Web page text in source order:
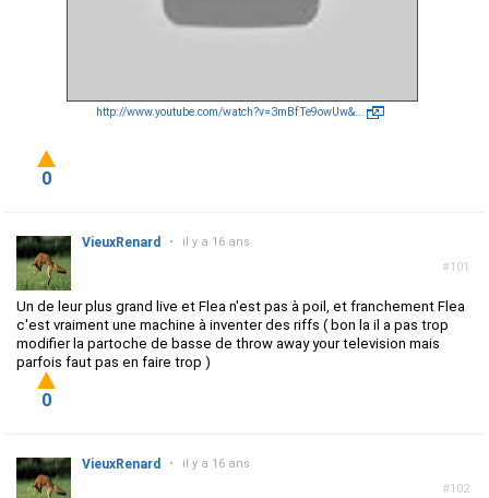
http://www.youtube.com/watch?v=3mBfTe9owUw&...
0
#101
VieuxRenard • il y a 16 ans
Un de leur plus grand live et Flea n'est pas à poil, et franchement Flea
c'est vraiment une machine à inventer des riffs ( bon la il a pas trop
modifier la partoche de basse de throw away your television mais
parfois faut pas en faire trop )
0
#102
VieuxRenard • il y a 16 ans